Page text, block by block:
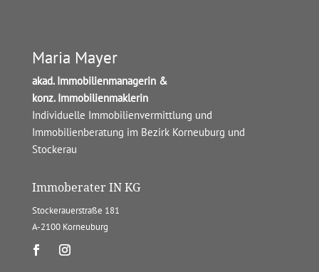
Maria Mayer
akad. Immobilienmanagerin &
konz. Immobilienmaklerin
Individuelle Immobilienvermittlung und
Immobilienberatung im Bezirk Korneuburg und
Stockerau
Immoberater IN KG
Stockerauerstraße 181
A-2100 Korneuburg